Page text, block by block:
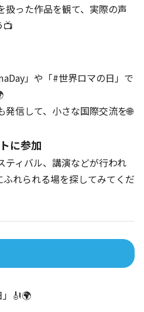
った作品を観て、実際の声
📺
」や「#世界ロマの日」で
信して、小さな国際交流を🌐
に参加
ィバル、講演などが行われ
れられる場を探してみてくだ
」🎻🌍